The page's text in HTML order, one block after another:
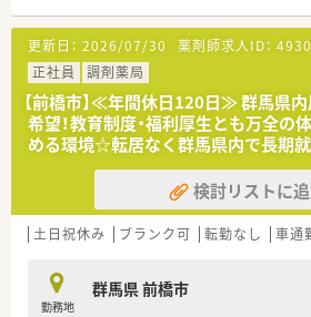
≪≪≪ ここが魅力 ≫≫≫
☆【教育・研修制度】
フォローアップ研修・エキスパート研修
などスキルに合わせた研修制度をご用
またe-learningを導入しており、こち
います。
その他、学会発表にも積極的に参加し
ら奨励し調剤過誤防止については全社
☆【福利厚生面】
産前・産後・育児休暇は100%取得可
多数いる環境です。
更新日： 2026/07/30 薬剤師求人ID：
正社員
調剤薬局
【前橋市】≪年間休日120日≫ 群馬県
希望！教育制度・福利厚生とも万全の
める環境☆転居なく群馬県内で長期
検討リストに
土日祝休み ブランク可 転勤なし 車通
勤務地
群馬県 前橋市